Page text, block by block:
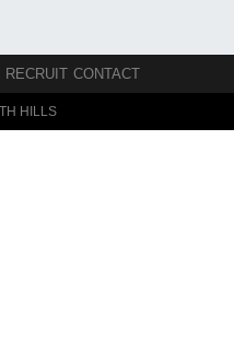
RECRUIT CONTACT
HILLS